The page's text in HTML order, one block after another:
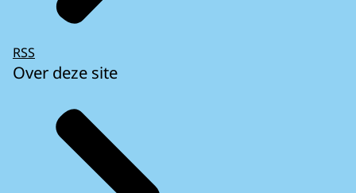
RSS
Over deze site